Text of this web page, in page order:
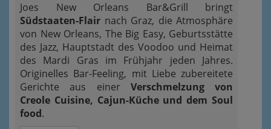
Joes New Orleans Bar&Grill bringt
Südstaaten-Flair nach Graz, die Atmosphäre
von New Orleans, The Big Easy, Geburtsstätte
des Jazz, Hauptstadt des Voodoo und Heimat
des Mardi Gras im Frühjahr jeden Jahres.
Originelles Bar-Feeling, mit Liebe zubereitete
Gerichte aus einer Verschmelzung von
Creole Cuisine, Cajun-Küche und dem Soul
food.